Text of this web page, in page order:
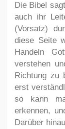
Die Bibel
auch ihr
(Vorsatz)
diese Seite
Handeln
verstehen
Richtung zu
erst
so kann
erkennen,
Darüber